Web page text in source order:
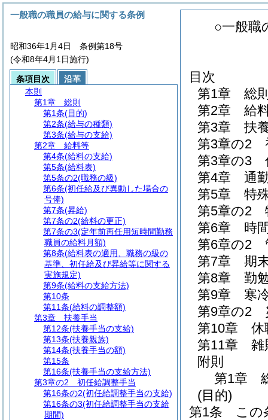
○一般職
目次
第1章
総
第2章
給
第3章
扶
第3章の2
第3章の3
第4章
通
第5章
特
第5章の2
第6章
時
第6章の2
第7章
期
第8章
勤
第9章
寒
第9章の2
第10章
休
第11章
雑
附則
第1章
(目的)
第1条
この
一般職の職員の給与に関する条例
昭和36年1月4日 条例第18号
(令和8年4月1日施行)
条項目次
沿革
本則
第1章
総則
第1条(目的)
第2条(給与の種類)
第3条(給与の支給)
第2章
給料等
第4条(給料の支給)
第5条(給料表)
第5条の2(職務の級)
第6条(初任給及び異動した場合の
号俸)
第7条(昇給)
第7条の2(給料の更正)
第7条の3(定年前再任用短時間勤務
職員の給料月額)
第8条(給料表の適用、職務の級の
基準、初任給及び昇給等に関する
実施規定)
第9条(給料の支給方法)
第10条
第11条(給料の調整額)
第3章
扶養手当
第12条(扶養手当の支給)
第13条(扶養親族)
第14条(扶養手当の額)
第15条
第16条(扶養手当の支給方法)
第3章の2
初任給調整手当
第16条の2(初任給調整手当の支給)
第16条の3(初任給調整手当の支給
期間)